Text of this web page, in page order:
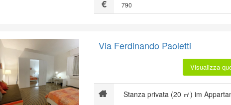
790
Via Ferdinando Paoletti
Visualizza
Stanza privata (20 ㎡) im